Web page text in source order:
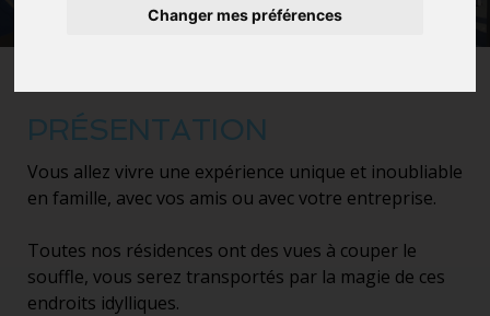
Changer mes préférences
PRÉSENTATION
Vous allez vivre une expérience unique et inoubliable
en famille, avec vos amis ou avec votre entreprise.
Toutes nos résidences ont des vues à couper le
souffle, vous serez transportés par la magie de ces
endroits idylliques.